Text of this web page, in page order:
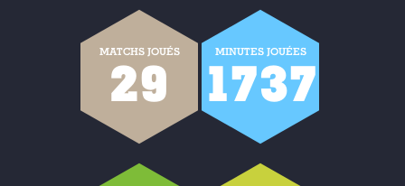
MATCHS JOUÉS
29
MINUTES JOUÉES
1737